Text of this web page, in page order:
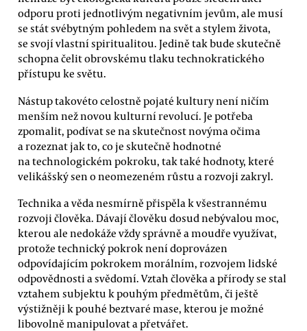
odporu proti jednotlivým negativním jevům, ale musí
se stát svébytným pohledem na svět a stylem života,
se svojí vlastní spiritualitou. Jedině tak bude skutečně
schopna čelit obrovskému tlaku technokratického
přístupu ke světu.
Nástup takovéto celostně pojaté kultury není ničím
menším než novou kulturní revolucí. Je potřeba
zpomalit, podívat se na skutečnost novýma očima
a rozeznat jak to, co je skutečně hodnotné
na technologickém pokroku, tak také hodnoty, které
velikášský sen o neomezeném růstu a rozvoji zakryl.
Technika a věda nesmírně přispěla k všestrannému
rozvoji člověka. Dávají člověku dosud nebývalou moc,
kterou ale nedokáže vždy správně a moudře využívat,
protože technický pokrok není doprovázen
odpovídajícím pokrokem morálním, rozvojem lidské
odpovědnosti a svědomí. Vztah člověka a přírody se stal
vztahem subjektu k pouhým předmětům, či ještě
výstižněji k pouhé beztvaré mase, kterou je možné
libovolně manipulovat a přetvářet.